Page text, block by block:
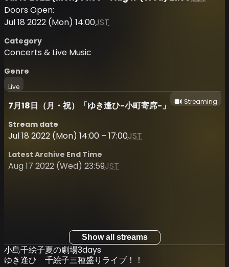
Doors Open:
Jul 18 2022 (Mon) 14:00JST
Category
Concerts & Live Music
Genre
Live
7月18日（月・祝）「ゆき逢ひ-小町寄席-」 Streaming
Stream date
Jul 18 2022 (Mon) 14:00 – 17:00JST
Latest Archive End Time
Aug 17 2022 (Wed) 23:59JST
Show all streams
小島千絵子夏の劇場3days
ゆき逢ひ 千絵子三種盛りライブ！！